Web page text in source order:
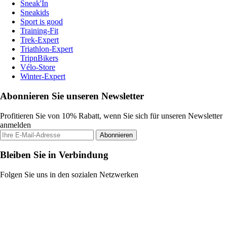
Sneak'In
Sneakids
Sport is good
Training-Fit
Trek-Expert
Triathlon-Expert
TripnBikers
Vélo-Store
Winter-Expert
Abonnieren Sie unseren Newsletter
Profitieren Sie von 10% Rabatt, wenn Sie sich für unseren Newsletter
anmelden
Abonnieren
Bleiben Sie in Verbindung
Folgen Sie uns in den sozialen Netzwerken